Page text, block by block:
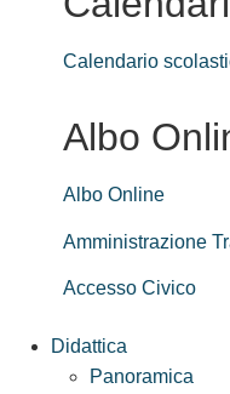
Calendario
Albo
Albo Online
Amministrazione
Accesso Civico
Didattica
Panoramica